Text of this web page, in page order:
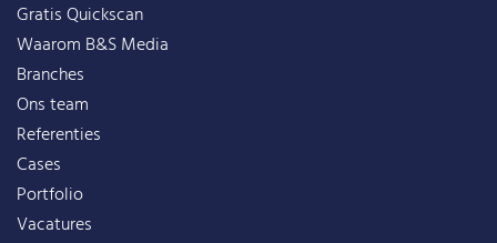
Gratis Quickscan
Waarom B&S Media
Branches
Ons team
Referenties
Cases
Portfolio
Vacatures